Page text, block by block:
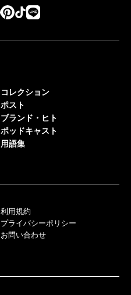
コレクション
ポスト
ブランド・ヒト
ポッドキャスト
用語集
利用規約
プライバシーポリシー
お問い合わせ